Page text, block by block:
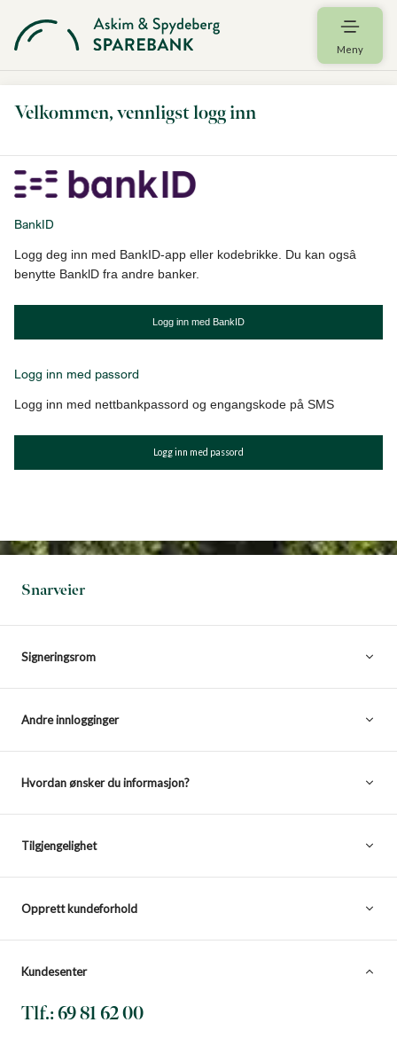
Meny
Velkommen, vennligst logg inn
BankID
Logg deg inn med BankID-app eller kodebrikke. Du kan ogsâ
benytte BanklD fra andre banker.
Logg inn med BankID
Logg inn med passord
Logg inn med nettbankpassord og engangskode på SMS
Logg inn med passord
Snarveier
Signeringsrom
Andre innlogginger
Hvordan ønsker du informasjon?
Tilgjengelighet
Opprett kundeforhold
Kundesenter
Tlf.: 69 81 62 00